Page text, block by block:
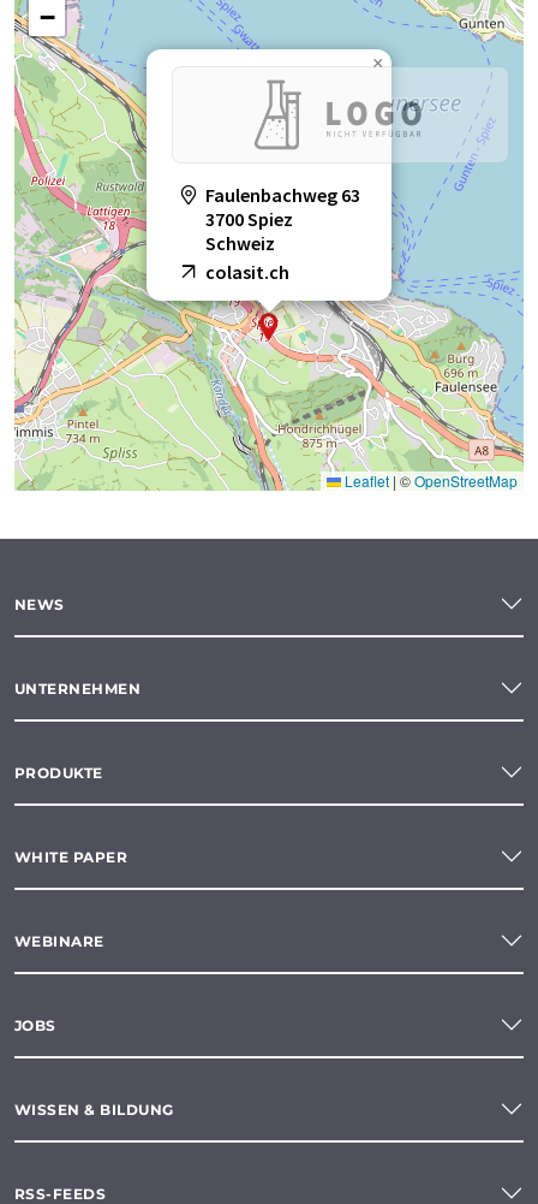
Faulenbachweg 63
3700 Spiez
Schweiz
colasit.ch
×
−
Leaflet | ©OpenStreetMap
NEWS
UNTERNEHMEN
PRODUKTE
WHITE PAPER
WEBINARE
JOBS
WISSEN & BILDUNG
RSS-FEEDS